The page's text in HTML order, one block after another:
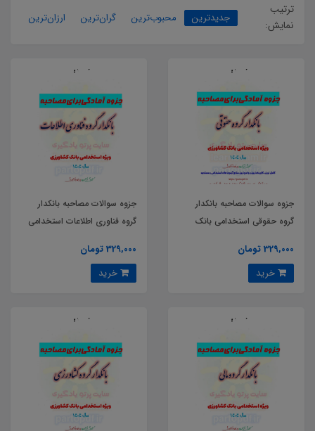
ترتیب
نمایش:
جدیدترین محبوب‌ترین گران‌ترین ارزان‌ترین
جزوه سوالات مصاحبه بانکدار
گروه حقوقی استخدامی بانک
329,000 تومان
جزوه سوالات مصاحبه بانکدار
گروه فناوری اطلاعات استخدامی
329,000 تومان